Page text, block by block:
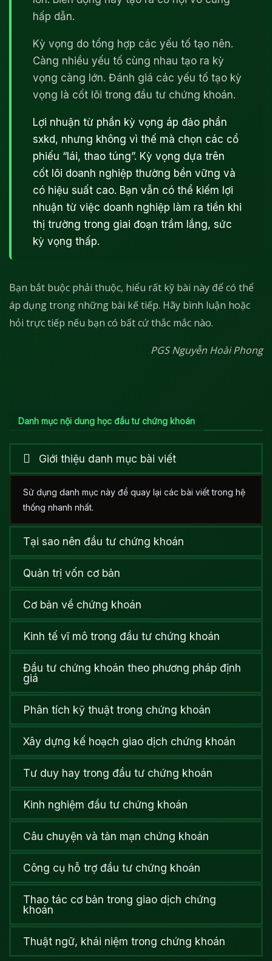
hấp dẫn.
Kỳ vọng do tổng hợp các yếu tố tạo nên.
Càng nhiều yếu tố cùng nhau tạo ra kỳ
vọng càng lớn. Đánh giá các yếu tố tạo kỳ
vọng là cốt lõi trong đầu tư chứng khoán.
Lợi nhuận từ phần kỳ vọng áp đảo phần
sxkd, nhưng không vì thế mà chọn các cổ
phiếu “lái, thao túng”. Kỳ vọng dựa trên
cốt lõi doanh nghiệp thường bền vững và
có hiệu suất cao. Bạn vẫn có thể kiếm lợi
nhuận từ việc doanh nghiệp làm ra tiền khi
thị trường trong giai đoạn trầm lắng, sức
kỳ vọng thấp.
Bạn bắt buộc phải thuộc, hiểu rất kỹ bài này để có thể
áp dụng trong những bài kế tiếp. Hãy bình luận hoặc
hỏi trực tiếp nếu bạn có bất cứ thắc mắc nào.
PGS Nguyễn Hoài Phong
Danh mục nội dung học đầu tư chứng khoán
Giới thiệu danh mục bài viết
Sử dụng danh mục này để quay lại các bài viết trong hệ
thống nhanh nhất.
Tại sao nên đầu tư chứng khoán
Quản trị vốn cơ bản
Cơ bản về chứng khoán
Kinh tế vĩ mô trong đầu tư chứng khoán
Đầu tư chứng khoán theo phương pháp định
giá
Phân tích kỹ thuật trong chứng khoán
Xây dựng kế hoạch giao dịch chứng khoán
Tư duy hay trong đầu tư chứng khoán
Kinh nghiệm đầu tư chứng khoán
Câu chuyện và tản mạn chứng khoán
Công cụ hỗ trợ đầu tư chứng khoán
Thao tác cơ bản trong giao dịch chứng
khoán
Thuật ngữ, khái niệm trong chứng khoán